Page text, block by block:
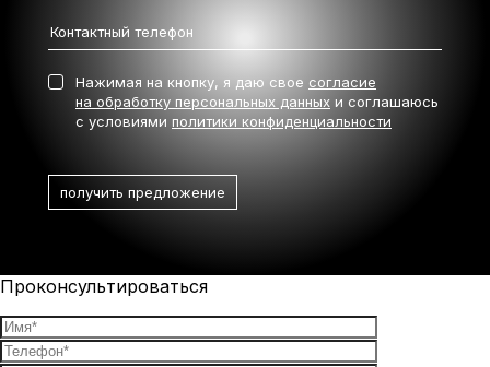
Нажимая на кнопку, я даю свое согласие
на обработку персональных данных и соглашаюсь
с условиями политики конфиденциальности
Проконсультироваться